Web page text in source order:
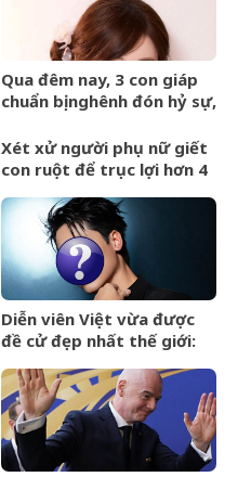
Qua đêm nay, 3 con giáp
chuẩn bị nghênh đón hỷ sự,
hương hóa Rồng hóa
Phượng
Xét xử người phụ nữ giết
con ruột để trục lợi hơn 4
Diễn viên Việt vừa được
đề cử đẹp nhất thế giới:
cưỡng, ăn tiền nhất là đôi
mắt cực phẩm